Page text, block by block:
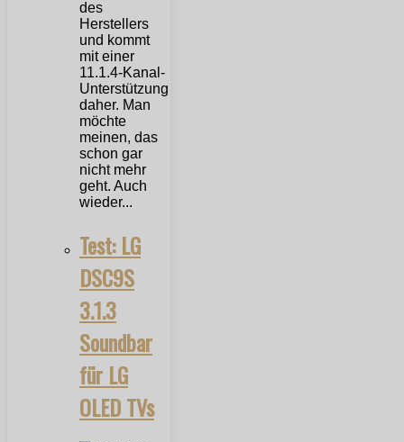
des
Herstellers
und kommt
mit einer
11.1.4-Kanal-
Unterstützung
daher. Man
möchte
meinen, das
schon gar
nicht mehr
geht. Auch
wieder...
Test: LG
DSC9S
3.1.3
Soundbar
für LG
OLED TVs